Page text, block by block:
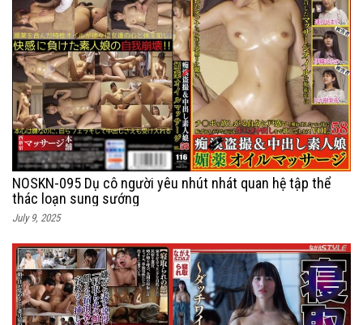
NOSKN-095 Dụ cô người yêu nhút nhát quan hệ tập thể
thác loạn sung sướng
July 9, 2025